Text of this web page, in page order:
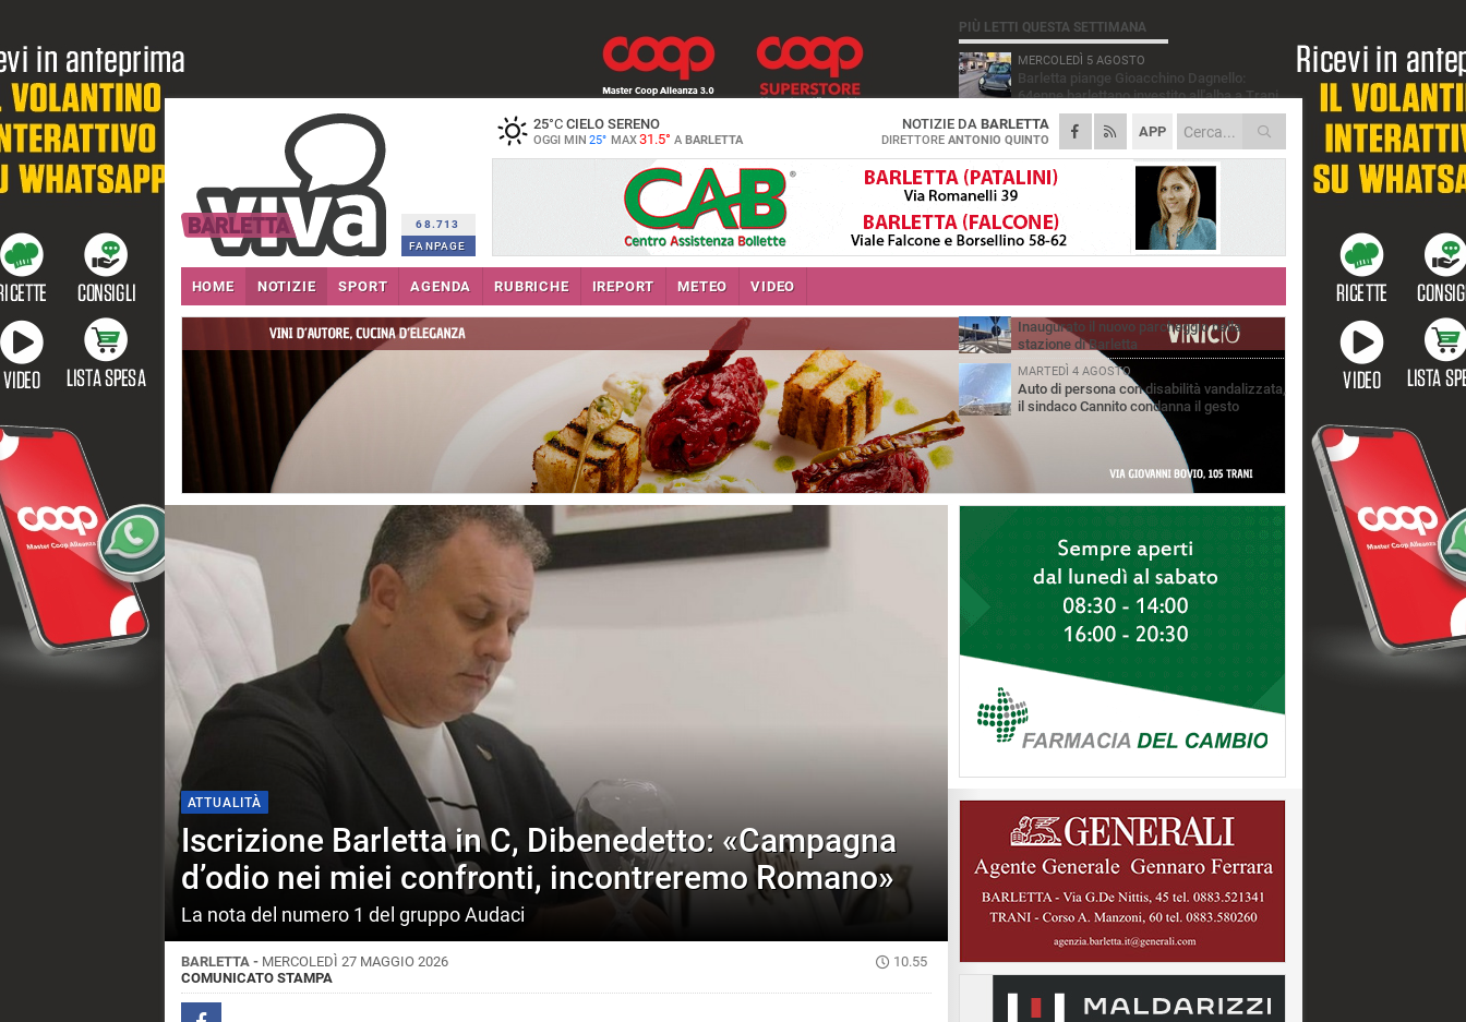
68.713
FANPAGE
25°CCIELO SERENO
OGGI MIN 25° MAX31.5° A BARLETTA
APP
NOTIZIE DA BARLETTA
DIRETTORE ANTONIO QUINTO
HOME NOTIZIE SPORT AGENDA RUBRICHE IREPORT METEO VIDEO
ATTUALITÀ
Iscrizione Barletta in C, Dibenedetto: «Campagna
d’odio nei miei confronti, incontreremo Romano»
La nota del numero 1 del gruppo Audaci
BARLETTA - MERCOLEDÌ 27 MAGGIO 2026
10.55
COMUNICATO STAMPA
PIÙ LETTI QUESTA SETTIMANA
MERCOLEDÌ 5 AGOSTO
Barletta piange Gioacchino Dagnello:
64enne barlettano investito all'alba a Trani
GIOVEDÌ 6 AGOSTO
Il ricordo di "Cecco", il benzinaio col
sorriso: «Contava i giorni che lo
separavano dalla pensione»
MERCOLEDÌ 5 AGOSTO
Jova Summer Party, giovedì mattina
sopralluogo nell'area dell'evento
DOMENICA 2 AGOSTO
Beni confiscati alla mafia. Nasce il servizio
VENERDÌ 31 LUGLIO
Inaugurato il nuovo parcheggio nella
stazione di Barletta
MARTEDÌ 4 AGOSTO
Auto di persona con disabilità vandalizzata,
il sindaco Cannito condanna il gesto